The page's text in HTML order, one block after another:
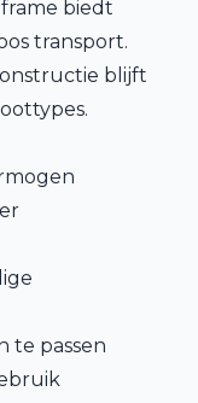
biedt
transport.
blijft
te passen